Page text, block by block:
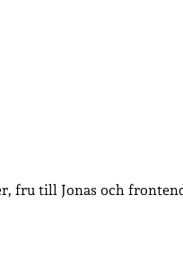
fru till Jonas och